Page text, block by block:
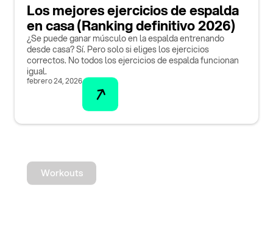
Los mejores ejercicios de espalda
en casa (Ranking definitivo 2026)
¿Se puede ganar músculo en la espalda entrenando
desde casa? Sí. Pero solo si eliges los ejercicios
correctos. No todos los ejercicios de espalda funcionan
igual.
febrero 24, 2026
Workouts